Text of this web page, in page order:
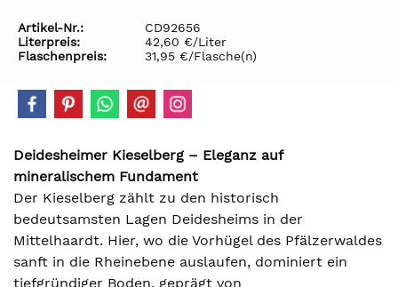
Artikel-Nr.:
CD92656
Literpreis:
42,60 €/Liter
Flaschenpreis:
31,95 €/Flasche(n)
Deidesheimer Kieselberg – Eleganz auf
mineralischem Fundament
Der Kieselberg zählt zu den historisch
bedeutsamsten Lagen Deidesheims in der
Mittelhaardt. Hier, wo die Vorhügel des Pfälzerwaldes
sanft in die Rheinebene auslaufen, dominiert ein
tiefgründiger Boden, geprägt von